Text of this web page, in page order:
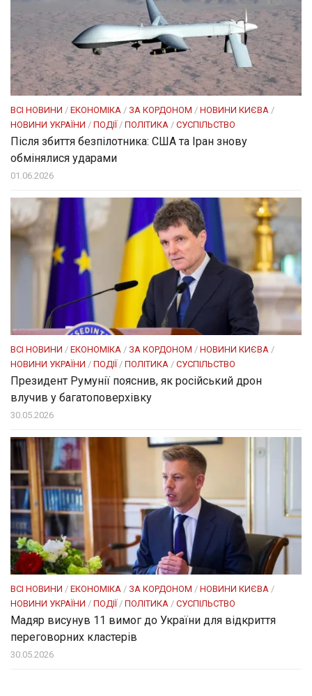
ВСІ НОВИНИ / ЕКОНОМІКА / ЗА КОРДОНОМ / НОВИНИ КИЄВА /
НОВИНИ УКРАЇНИ / ПОДІЇ/ ПОЛІТИКА / СУСПІЛЬСТВО
Після збиття безпілотника: США та Іран знову
обмінялися ударами
01.06.2026
ВСІ НОВИНИ / ЕКОНОМІКА / ЗА КОРДОНОМ / НОВИНИ КИЄВА /
НОВИНИ УКРАЇНИ / ПОДІЇ/ ПОЛІТИКА / СУСПІЛЬСТВО
Президент Румунії пояснив, як російський дрон
влучив у багатоповерхівку
30.05.2026
ВСІ НОВИНИ / ЕКОНОМІКА / ЗА КОРДОНОМ / НОВИНИ КИЄВА /
НОВИНИ УКРАЇНИ / ПОДІЇ/ ПОЛІТИКА / СУСПІЛЬСТВО
Мадяр висунув 11 вимог до України для відкриття
переговорних кластерів
30.05.2026